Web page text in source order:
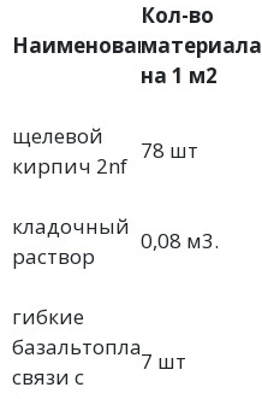
Наименоване
Кол-во
материала
на 1 м2
щелевой
кирпич 2nf
78 шт
кладочный
раствор
0,08 м3.
гибкие
базальтопластиковые
связи с
7 шт